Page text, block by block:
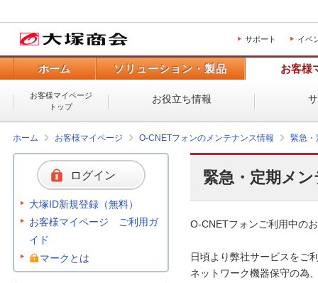
サポート イベ
ホーム ソリューション・製品 お客様
お客様マイページ
トップ
お役立ち情報
ホーム お客様マイページ O-CNETフォンのメンテナンス情報 緊急・
緊急・定期メ
O-CNETフォンご利用中の
日頃より弊社サービスをご
ネットワーク機器保守の為
ログイン
大塚ID新規登録（無料）
お客様マイページ ご利用ガ
イド
マークとは